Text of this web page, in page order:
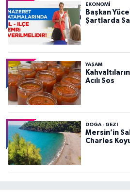
EKONOMI
Başkan
Şartlarda
YAŞAM
Kahvaltıların
Acılı Sos
DOĞA - GEZI
Mersin’in
Charles